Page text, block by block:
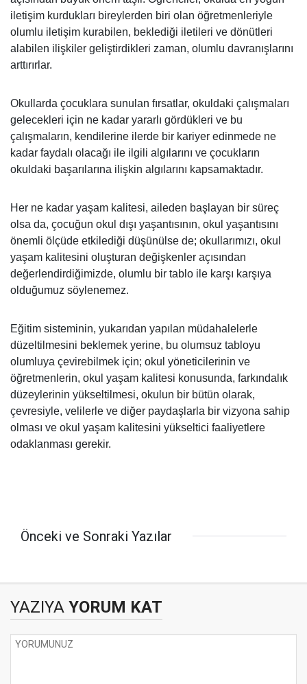
iletişim kurdukları bireylerden biri olan öğretmenleriyle
olumlu iletişim kurabilen, beklediği iletileri ve dönütleri
alabilen ilişkiler geliştirdikleri zaman, olumlu davranışlarını
arttırırlar.
Okullarda çocuklara sunulan fırsatlar, okuldaki çalışmaları
gelecekleri için ne kadar yararlı gördükleri ve bu
çalışmaların, kendilerine ilerde bir kariyer edinmede ne
kadar faydalı olacağı ile ilgili algılarını ve çocukların
okuldaki başarılarına ilişkin algılarını kapsamaktadır.
Her ne kadar yaşam kalitesi, aileden başlayan bir süreç
olsa da, çocuğun okul dışı yaşantısının, okul yaşantısını
önemli ölçüde etkilediği düşünülse de; okullarımızı, okul
yaşam kalitesini oluşturan değişkenler açısından
değerlendirdiğimizde, olumlu bir tablo ile karşı karşıya
olduğumuz söylenemez.
Eğitim sisteminin, yukarıdan yapılan müdahalelerle
düzeltilmesini beklemek yerine, bu olumsuz tabloyu
olumluya çevirebilmek için; okul yöneticilerinin ve
öğretmenlerin, okul yaşam kalitesi konusunda, farkındalık
düzeylerinin yükseltilmesi, okulun bir bütün olarak,
çevresiyle, velilerle ve diğer paydaşlarla bir vizyona sahip
olması ve okul yaşam kalitesini yükseltici faaliyetlere
odaklanması gerekir.
Önceki ve Sonraki Yazılar
YAZIYA YORUM KAT